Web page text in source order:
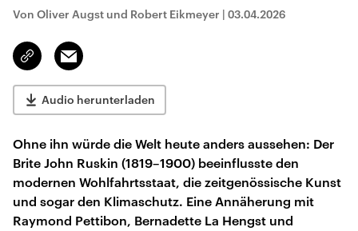
Von Oliver Augst und Robert Eikmeyer | 03.04.2026
Link
kopieren/teilen
Email
Audio herunterladen
Ohne ihn würde die Welt heute anders aussehen: Der
Brite John Ruskin (1819–1900) beeinflusste den
modernen Wohlfahrtsstaat, die zeitgenössische Kunst
und sogar den Klimaschutz. Eine Annäherung mit
Raymond Pettibon, Bernadette La Hengst und